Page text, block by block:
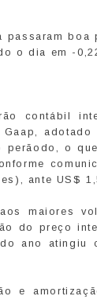
boa
o dia em -
contábil
o
ante US$
maiores
do preço
ano atingiu
e